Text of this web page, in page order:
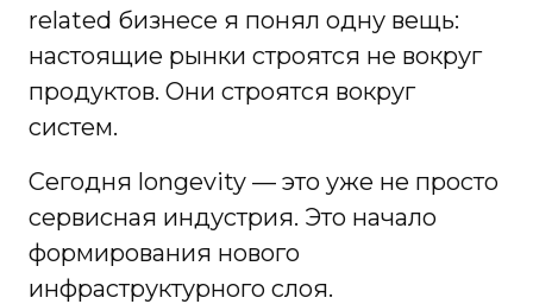
related бизнесе я понял одну вещь:
настоящие рынки строятся не вокруг
продуктов. Они строятся вокруг
систем.
Сегодня longevity — это уже не просто
сервисная индустрия. Это начало
формирования нового
инфраструктурного слоя.